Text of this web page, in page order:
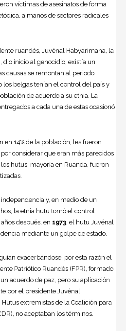
víctimas de asesinatos de forma
a manos de sectores radicales
ruandés, Juvénal Habyarimana, la
dio inicio al genocidio, existía un
causas se remontan al periodo
los belgas tenían el control del país y
de acuerdo a su etnia. La
a cada una de estas ocasionó
en 14% de la población, les fueron
considerar que eran más parecidos
hutus, mayoría en Ruanda, fueron
y, en medio de un
la etnia hutu tomó el control
después, en 1973, el hutu Juvénal
mediante un golpe de estado.
exacerbándose, por esta razón el
Patriótico Ruandés (FPR), formado
acuerdo de paz, pero su aplicación
por el presidente Juvénal
extremistas de la Coalición para
no aceptaban los términos.